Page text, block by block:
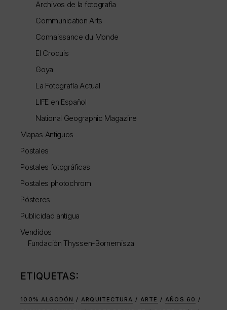
Archivos de la fotografía
Communication Arts
Connaissance du Monde
El Croquis
Goya
La Fotografía Actual
LIFE en Español
National Geographic Magazine
Mapas Antiguos
Postales
Postales fotográficas
Postales photochrom
Pósteres
Publicidad antigua
Vendidos
Fundación Thyssen-Bornemisza
ETIQUETAS:
100% ALGODÓN ARQUITECTURA ARTE
AÑOS 60